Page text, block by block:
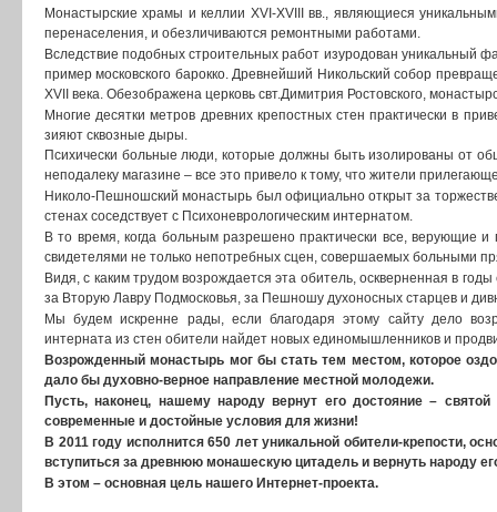
Монастырские храмы и келлии XVI-XVIII вв., являющиеся
перенаселения, и обезличиваются ремонтными работами.
Вследствие подобных строительных работ изуродован уникальный
пример московского барокко. Древнейший Никольский собор
XVII века. Обезображена церковь свт.Димитрия Ростовского,
Многие десятки метров древних крепостных стен практически в
зияют сквозные дыры.
Психически больные люди, которые должны быть изолированы от
неподалеку магазине – все это привело к тому, что жители
Николо-Пешношский монастырь был официально открыт за
стенах соседствует с Психоневрологическим интернатом.
В то время, когда больным разрешено практически все, верующие
свидетелями не только непотребных сцен, совершаемых больными
Видя, с каким трудом возрождается эта обитель, оскверненная в
за Вторую Лавру Подмосковья, за Пешношу духоносных старцев и
Мы будем искренне рады, если благодаря этому сайту дело
интерната из стен обители найдет новых единомышленников и
Возрожденный монастырь мог бы стать тем местом, которое
дало бы духовно-верное направление местной молодежи.
Пусть, наконец, нашему народу вернут его достояние –
современные и достойные условия для жизни!
В 2011 году исполнится 650 лет уникальной обители-крепости,
вступиться за древнюю монашескую цитадель и вернуть народу
В этом – основная цель нашего Интернет-проекта.